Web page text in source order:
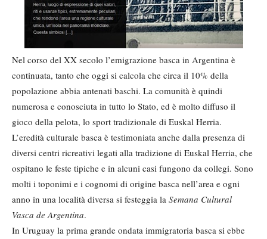
Nel corso del XX secolo l’emigrazione basca in Argentina è
continuata, tanto che oggi si calcola che circa il 10% della
popolazione abbia antenati baschi. La comunità è quindi
numerosa e conosciuta in tutto lo Stato, ed è molto diffuso il
gioco della pelota, lo sport tradizionale di Euskal Herria.
L’eredità culturale basca è testimoniata anche dalla presenza di
diversi centri ricreativi legati alla tradizione di Euskal Herria, che
ospitano le feste tipiche e in alcuni casi fungono da collegi. Sono
molti i toponimi e i cognomi di origine basca nell’area e ogni
anno in una località diversa si festeggia la Semana Cultural
Vasca de Argentina.
In Uruguay la prima grande ondata immigratoria basca si ebbe